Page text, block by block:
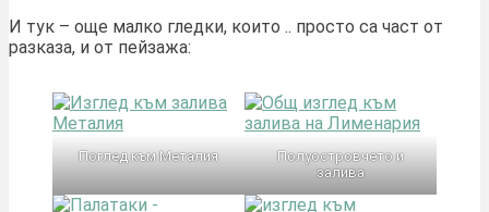
И тук – още малко гледки, които .. просто са част от
разказа, и от пейзажа:
Поглед към Металия
Полуостровчето и
залива